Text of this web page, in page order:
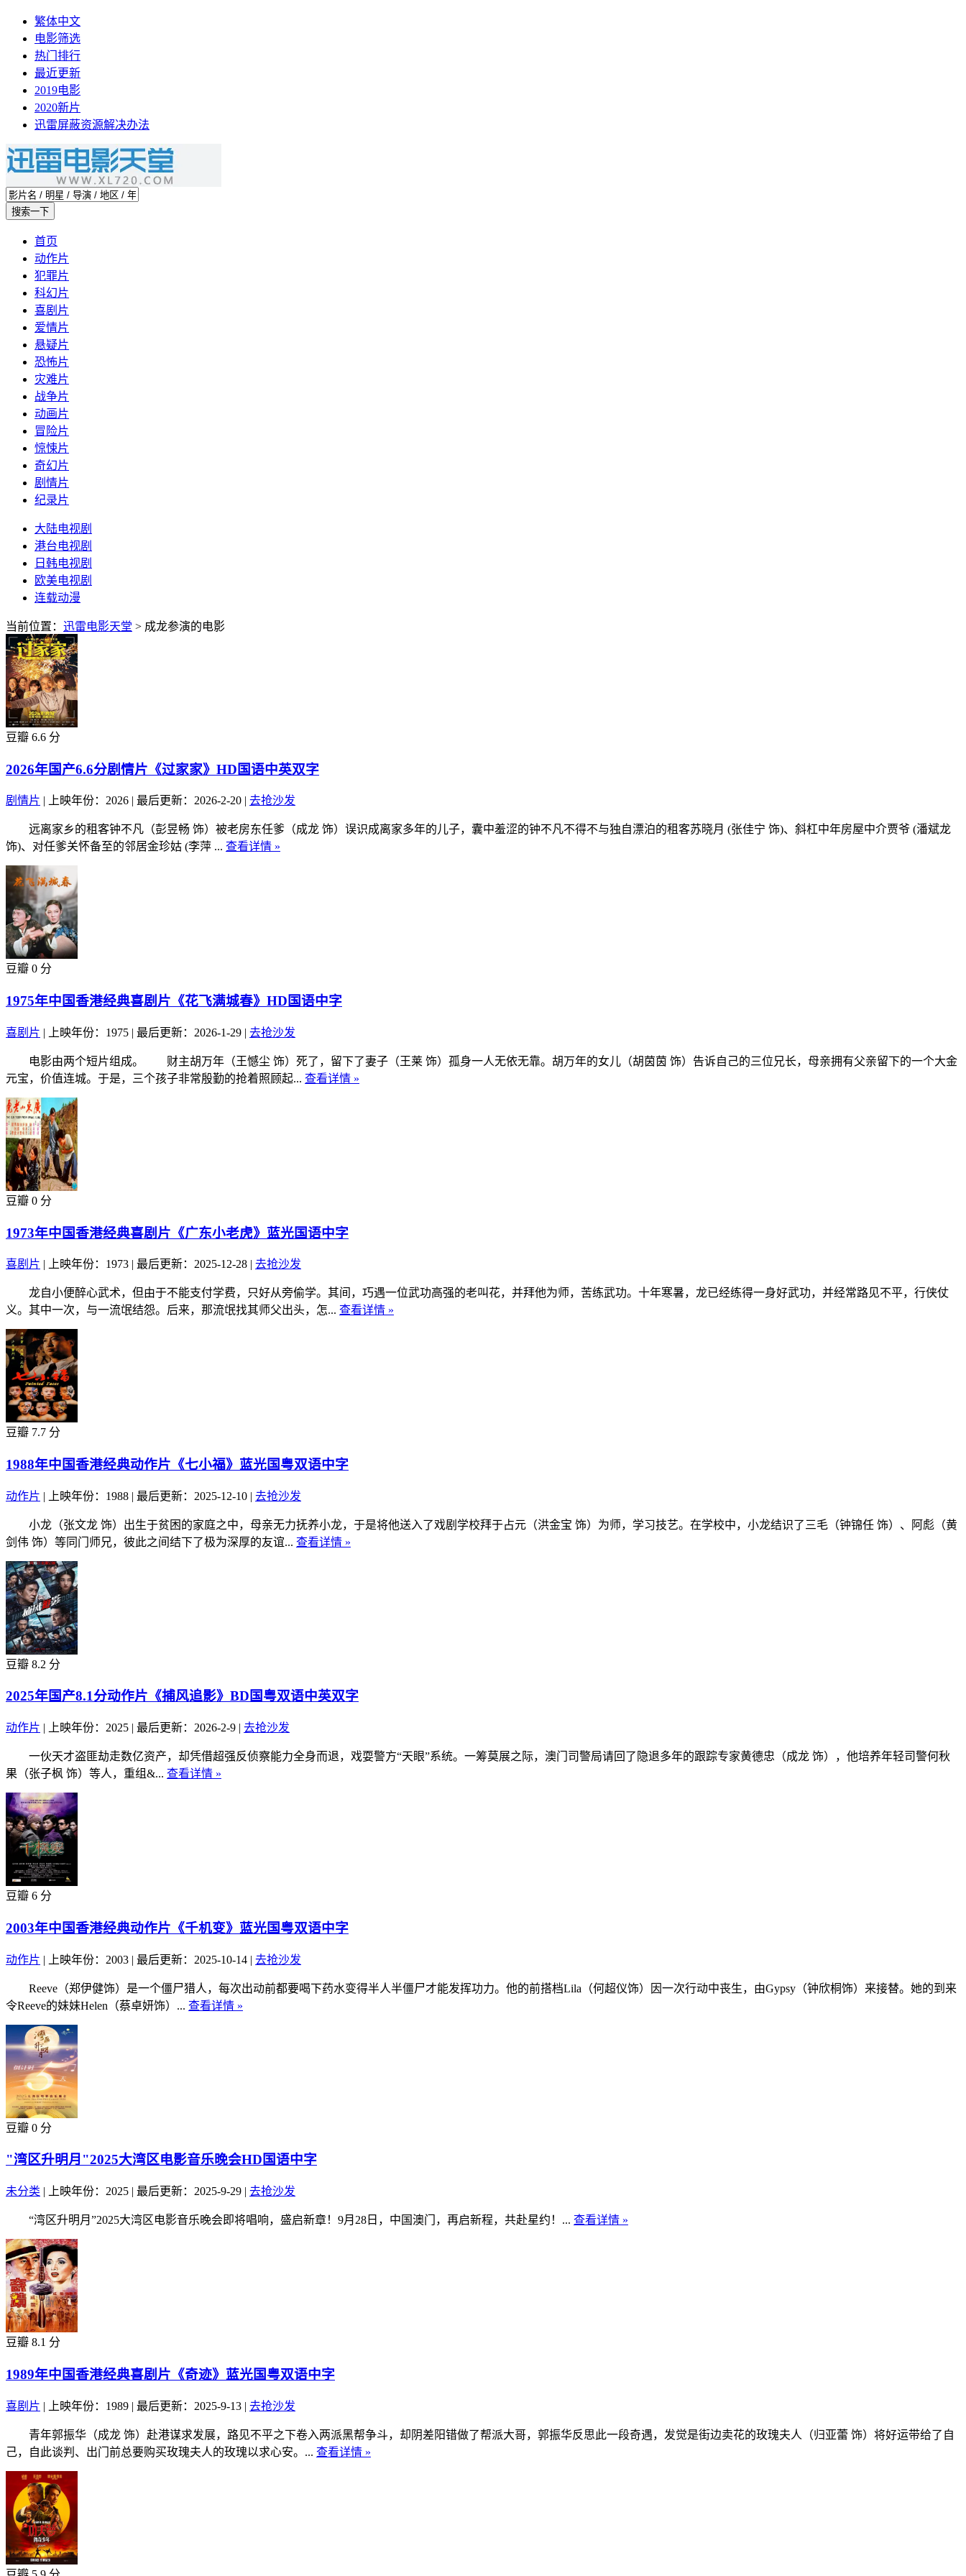
繁体中文
电影筛选
热门排行
最近更新
2019电影
2020新片
迅雷屏蔽资源解决办法
首页
动作片
犯罪片
科幻片
喜剧片
爱情片
悬疑片
恐怖片
灾难片
战争片
动画片
冒险片
惊悚片
奇幻片
剧情片
纪录片
大陆电视剧
港台电视剧
日韩电视剧
欧美电视剧
连载动漫
当前位置： 迅雷电影天堂 > 成龙参演的电影
豆瓣 6.6 分
2026年国产6.6分剧情片《过家家》HD国语中英双字
剧情片 | 上映年份：2026 | 最后更新：2026-2-20 | 去抢沙发
远离家乡的租客钟不凡（彭昱畅 饰）被老房东任爹（成龙 饰）误识成离家多年的儿子，囊中羞涩的钟不凡不得不与独自漂泊的租客苏晓月 (张佳宁 饰)、斜杠中年房屋中介贾爷 (潘斌龙
饰)、对任爹关怀备至的邻居金珍姑 (李萍 ... 查看详情 »
豆瓣 0 分
1975年中国香港经典喜剧片《花飞满城春》HD国语中字
喜剧片 | 上映年份：1975 | 最后更新：2026-1-29 | 去抢沙发
电影由两个短片组成。 财主胡万年（王憾尘 饰）死了，留下了妻子（王莱 饰）孤身一人无依无靠。胡万年的女儿（胡茵茵 饰）告诉自己的三位兄长，母亲拥有父亲留下的一个大金
元宝，价值连城。于是，三个孩子非常殷勤的抢着照顾起... 查看详情 »
豆瓣 0 分
1973年中国香港经典喜剧片《广东小老虎》蓝光国语中字
喜剧片 | 上映年份：1973 | 最后更新：2025-12-28 | 去抢沙发
龙自小便醉心武术，但由于不能支付学费，只好从旁偷学。其间，巧遇一位武功高强的老叫花，并拜他为师，苦练武功。十年寒暑，龙已经练得一身好武功，并经常路见不平，行侠仗
义。其中一次，与一流氓结怨。后来，那流氓找其师父出头，怎... 查看详情 »
豆瓣 7.7 分
1988年中国香港经典动作片《七小福》蓝光国粤双语中字
动作片 | 上映年份：1988 | 最后更新：2025-12-10 | 去抢沙发
小龙（张文龙 饰）出生于贫困的家庭之中，母亲无力抚养小龙，于是将他送入了戏剧学校拜于占元（洪金宝 饰）为师，学习技艺。在学校中，小龙结识了三毛（钟锦任 饰）、阿彪（黄
剑伟 饰）等同门师兄，彼此之间结下了极为深厚的友谊... 查看详情 »
豆瓣 8.2 分
2025年国产8.1分动作片《捕风追影》BD国粤双语中英双字
动作片 | 上映年份：2025 | 最后更新：2026-2-9 | 去抢沙发
一伙天才盗匪劫走数亿资产，却凭借超强反侦察能力全身而退，戏耍警方“天眼”系统。一筹莫展之际，澳门司警局请回了隐退多年的跟踪专家黄德忠（成龙 饰），他培养年轻司警何秋
果（张子枫 饰）等人，重组&... 查看详情 »
豆瓣 6 分
2003年中国香港经典动作片《千机变》蓝光国粤双语中字
动作片 | 上映年份：2003 | 最后更新：2025-10-14 | 去抢沙发
Reeve（郑伊健饰）是一个僵尸猎人，每次出动前都要喝下药水变得半人半僵尸才能发挥功力。他的前搭档Lila（何超仪饰）因一次行动中丧生，由Gypsy（钟欣桐饰）来接替。她的到来
令Reeve的妹妹Helen（蔡卓妍饰）... 查看详情 »
豆瓣 0 分
"湾区升明月"2025大湾区电影音乐晚会HD国语中字
未分类 | 上映年份：2025 | 最后更新：2025-9-29 | 去抢沙发
“湾区升明月”2025大湾区电影音乐晚会即将唱响，盛启新章！9月28日，中国澳门，再启新程，共赴星约！... 查看详情 »
豆瓣 8.1 分
1989年中国香港经典喜剧片《奇迹》蓝光国粤双语中字
喜剧片 | 上映年份：1989 | 最后更新：2025-9-13 | 去抢沙发
青年郭振华（成龙 饰）赴港谋求发展，路见不平之下卷入两派黑帮争斗，却阴差阳错做了帮派大哥，郭振华反思此一段奇遇，发觉是街边卖花的玫瑰夫人（归亚蕾 饰）将好运带给了自
己，自此谈判、出门前总要购买玫瑰夫人的玫瑰以求心安。... 查看详情 »